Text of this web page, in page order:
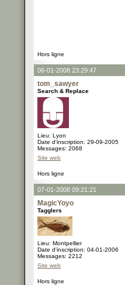
Hors ligne
06-01-2008 23:29:47
tom_sawyer
Search & Replace
Lieu: Lyon
Date d'inscription: 29-09-2005
Messages: 2068
Site web
Hors ligne
07-01-2008 09:21:21
MagicYoyo
Tagglers
Lieu: Montpellier
Date d'inscription: 04-01-2006
Messages: 2212
Site web
Hors ligne